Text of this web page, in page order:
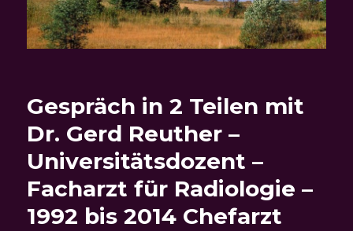
Gespräch in 2 Teilen mit
Dr. Gerd Reuther –
Universitätsdozent –
Facharzt für Radiologie –
1992 bis 2014 Chefarzt